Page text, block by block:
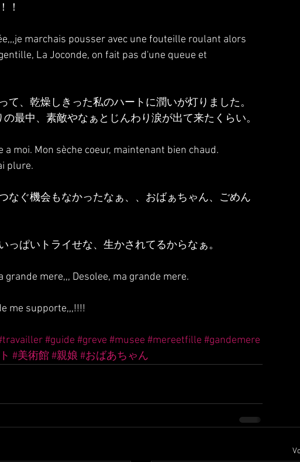
！
marchais pousser avec une fouteille roulant alors
La Joconde, on fait pas d'une queue et
て、乾燥しきった私のハートに潤いが灯りました。
最中、素敵やなぁとじんわり涙が出て来たくらい。
moi. Mon sèche coeur, maintenant bien chaud.
plure.
なぐ機会もなかったなぁ、、おばぁちゃん、ごめん
ぱいトライせな、生かされてるからなぁ。
mere,,, Desolee, ma grande mere.
me supporte,,,!!!!
#guide #greve #musee #mereetfille #gandemere
#美術館#親娘 #おばあちゃん